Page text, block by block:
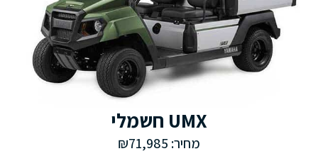
UMX חשמלי
מחיר: ₪71,985